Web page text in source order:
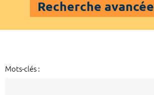
Recherche avancée
Mots-clés :